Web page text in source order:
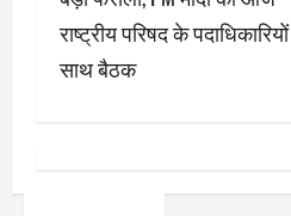
श
न
राष्ट्रीय परिषद के
साथ बैठक